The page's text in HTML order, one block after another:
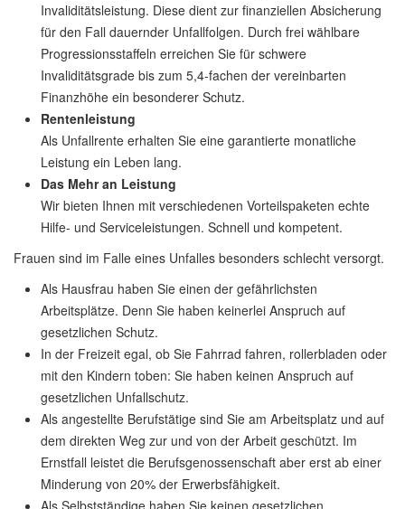
Invaliditätsleistung. Diese dient zur finanziellen Absicherung
für den Fall dauernder Unfallfolgen. Durch frei wählbare
Progressionsstaffeln erreichen Sie für schwere
Invaliditätsgrade bis zum 5,4-fachen der vereinbarten
Finanzhöhe ein besonderer Schutz.
Rentenleistung
Als Unfallrente erhalten Sie eine garantierte monatliche
Leistung ein Leben lang.
Das Mehr an Leistung
Wir bieten Ihnen mit verschiedenen Vorteilspaketen echte
Hilfe- und Serviceleistungen. Schnell und kompetent.
Frauen sind im Falle eines Unfalles besonders schlecht versorgt.
Als Hausfrau haben Sie einen der gefährlichsten
Arbeitsplätze. Denn Sie haben keinerlei Anspruch auf
gesetzlichen Schutz.
In der Freizeit egal, ob Sie Fahrrad fahren, rollerbladen oder
mit den Kindern toben: Sie haben keinen Anspruch auf
gesetzlichen Unfallschutz.
Als angestellte Berufstätige sind Sie am Arbeitsplatz und auf
dem direkten Weg zur und von der Arbeit geschützt. Im
Ernstfall leistet die Berufsgenossenschaft aber erst ab einer
Minderung von 20% der Erwerbsfähigkeit.
Als Selbstständige haben Sie keinen gesetzlichen